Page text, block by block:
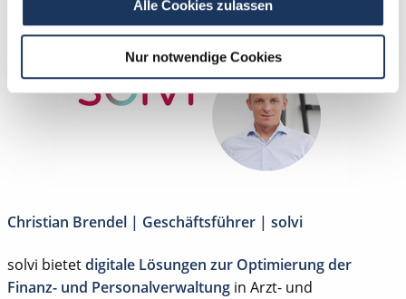
Alle Cookies zulassen
Nur notwendige Cookies
Christian Brendel | Geschäftsführer | solvi
solvi bietetdigitale Lösungen zur Optimierung der
Finanz- und Personalverwaltung in Arzt- und